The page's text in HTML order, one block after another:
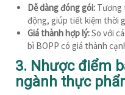
Dễ dàng đóng gói: Tương
động, giúp tiết kiệm thời
Giá thành hợp lý:So với
bì BOPP có giá thành
3. Nhược điểm
ngành thực